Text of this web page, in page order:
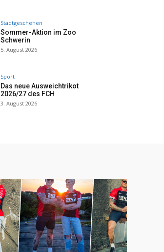
Stadtgeschehen
Sommer-Aktion im Zoo
Schwerin
5. August 2026
Sport
Das neue Ausweichtrikot
2026/27 des FCH
3. August 2026